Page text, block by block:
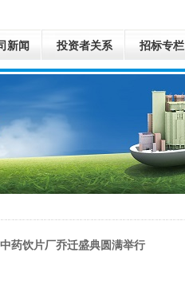
新闻 投资者关系 招标专栏
药饮片厂乔迁盛典圆满举行